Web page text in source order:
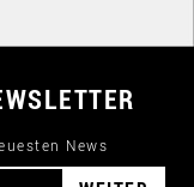
News